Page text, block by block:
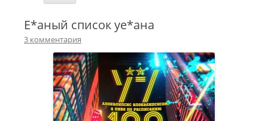
Е*аный список уе*ана
3 комментария